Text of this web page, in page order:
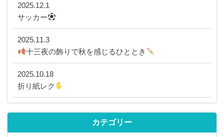
2025.12.1
サッカー
2025.11.3
十三夜の飾りで秋を感じるひととき
2025.10.18
折り紙レク
カテゴリー